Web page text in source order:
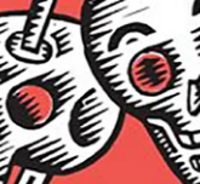
kdy se Krakonoš